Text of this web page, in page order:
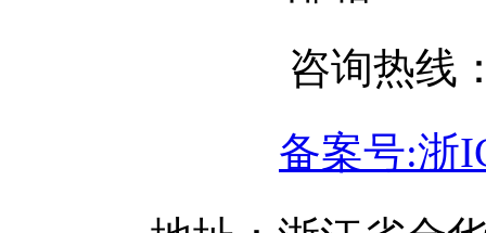
咨询热线
备案号:浙